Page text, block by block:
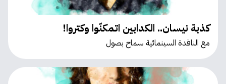
كذبة نيسان.. الكدابين اتمكنّوا وكتروا!
مع الناقدة السينمائية سماح بصول